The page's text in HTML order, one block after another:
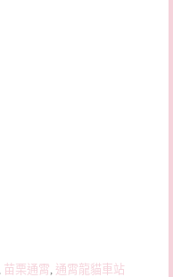
苗栗通霄 通霄龍貓車站